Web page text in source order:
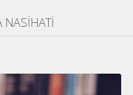
NASİHATİ